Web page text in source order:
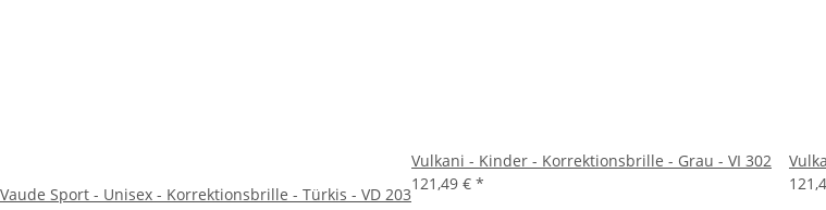
Vaude Sport - Unisex - Korrektionsbrille - Türkis - VD 203
Vulkani - Kinder - Korrektionsbrille - Grau - VI 302
121,49 € *